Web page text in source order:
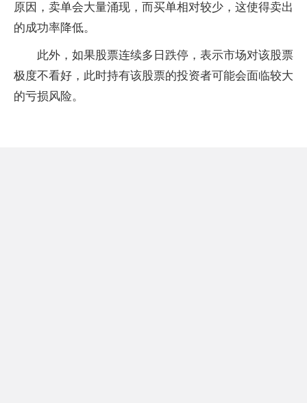
原因，卖单会大量涌现，而买单相对较少，这使得卖出
的成功率降低。
此外，如果股票连续多日跌停，表示市场对该股票
极度不看好，此时持有该股票的投资者可能会面临较大
的亏损风险。